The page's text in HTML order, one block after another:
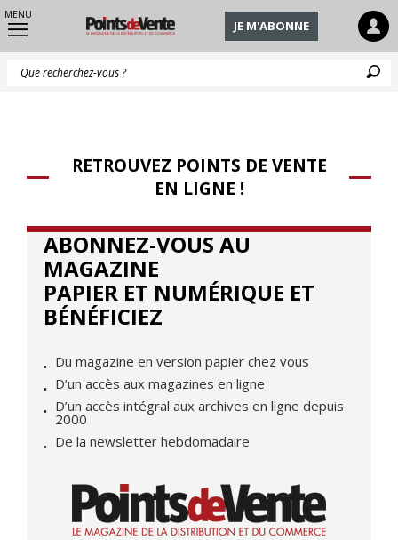
MENU
JE M'ABONNE
RETROUVEZ POINTS DE VENTE
EN LIGNE !
ABONNEZ-VOUS AU
MAGAZINE
PAPIER ET NUMÉRIQUE ET
BÉNÉFICIEZ
Du magazine en version papier chez vous
D’un accès aux magazines en ligne
D’un accès intégral aux archives en ligne depuis
2000
De la newsletter hebdomadaire